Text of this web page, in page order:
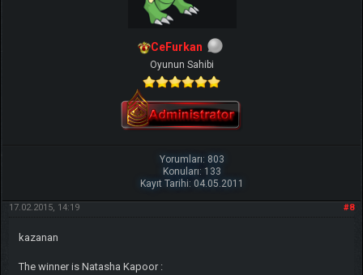
CeFurkan
Oyunun Sahibi
Yorumları: 803
Konuları: 133
Kayıt Tarihi: 04.05.2011
#8
17.02.2015, 14:19
kazanan
The winner is Natasha Kapoor :